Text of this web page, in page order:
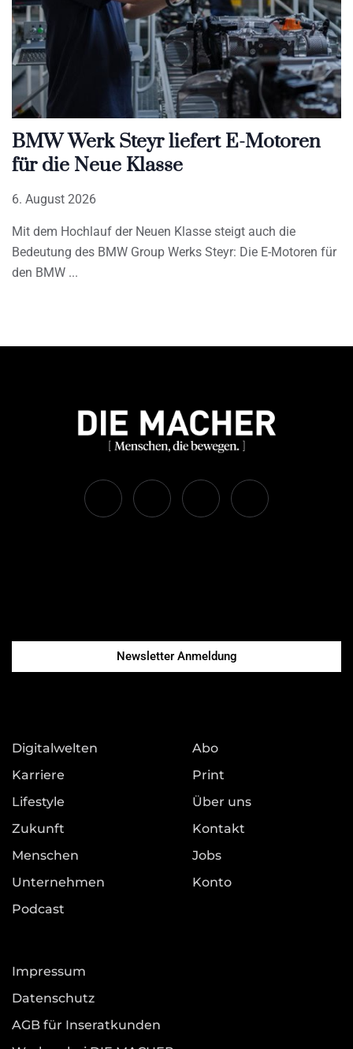
BMW Werk Steyr liefert E-Motoren
für die Neue Klasse
6. August 2026
Mit dem Hochlauf der Neuen Klasse steigt auch die
Bedeutung des BMW Group Werks Steyr: Die E-Motoren für
den BMW
Newsletter Anmeldung
Digitalwelten
Karriere
Lifestyle
Zukunft
Menschen
Unternehmen
Podcast
Abo
Print
Über uns
Kontakt
Jobs
Konto
Impressum
Datenschutz
AGB für Inseratkunden